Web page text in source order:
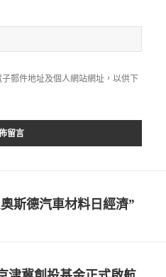
郵件地址及個人網站網址，以供下
斯德汽車材料日經濟”